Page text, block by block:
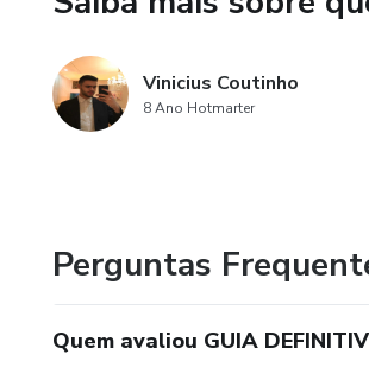
Vinicius Coutinho
8 Ano Hotmarter
Perguntas
Quem avaliou GUIA